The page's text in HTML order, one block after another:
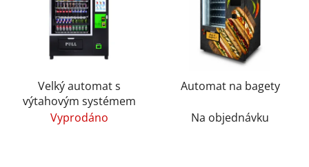
Velký automat s
výtahovým systémem
Vyprodáno
Automat na bagety
Na objednávku